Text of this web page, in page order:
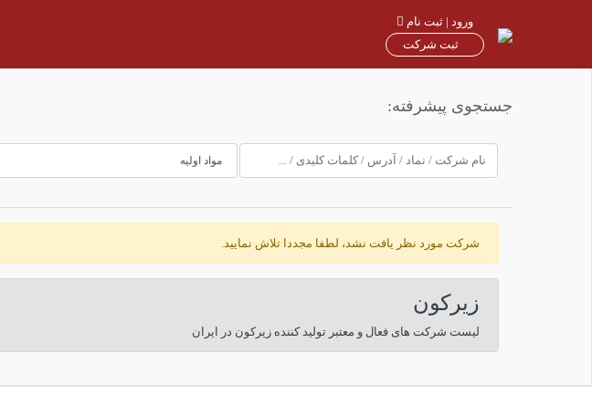
ورود | ثبت نام
ثبت شرکت
جستجوی پیشرفته:
شرکت مورد نظر یافت نشد، لطفا مجددا تلاش نمایید.
زیرکون
لیست شرکت های فعال و معتبر تولید کننده زیرکون در ایران